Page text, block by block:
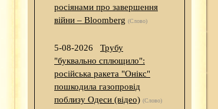
росіянами про завершення
війни – Bloomberg (Слово)
5-08-2026
Трубу
"буквально сплющило":
російська ракета "Онікс"
пошкодила газопровід
поблизу Одеси (відео) (Слово)